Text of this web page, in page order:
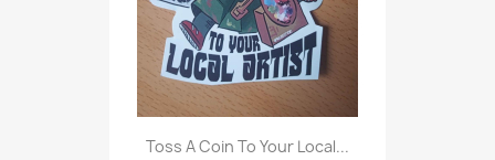
Toss A Coin To Your Local...